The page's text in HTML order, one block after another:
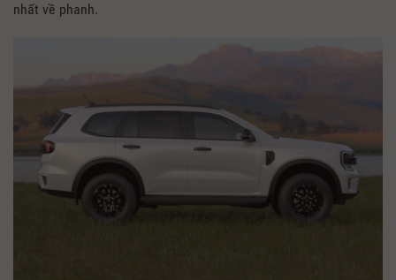
nhất về phanh.